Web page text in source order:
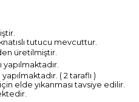
tutucu mevcuttur.
üretilmiştir.
( 2 taraflı )
elde yıkanması tavsiye edilir.